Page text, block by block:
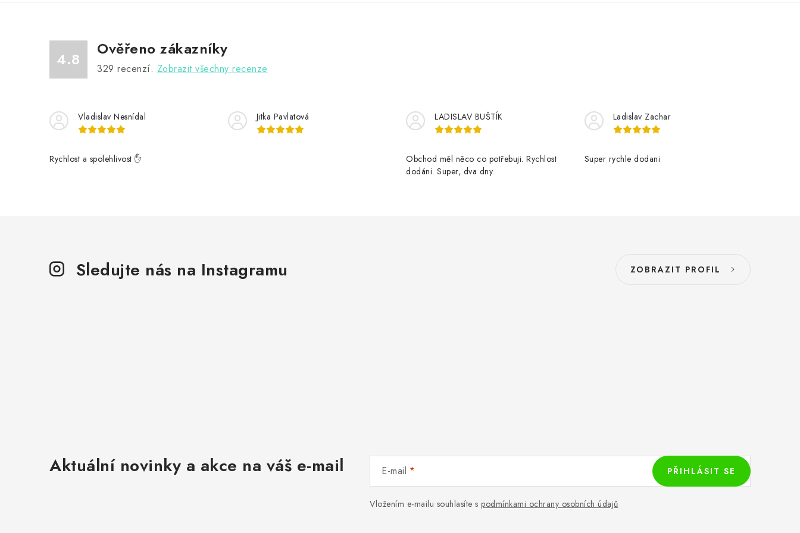
4.8
Ověřeno zákazníky
329 recenzí. Zobrazit všechny recenze
Vladislav Nesnídal
Rychlost a spolehlivost ✋
Jitka Pavlatová LADISLAV BUŠTÍK
Obchod měl něco co potřebuji. Rychlost
dodáni. Super, dva dny.
Ladislav Zachar
Super rychle dodani
Sledujte nás na Instagramu ZOBRAZIT PROFIL
Aktuální novinky a akce na váš e-mail E-mail
Vložením e-mailu souhlasíte s podmínkami ochrany osobních údajů
PŘIHLÁSIT SE